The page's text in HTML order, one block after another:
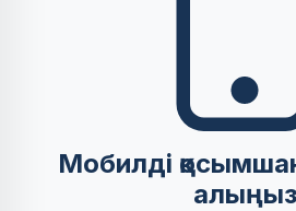
Мобилді
алыңыз